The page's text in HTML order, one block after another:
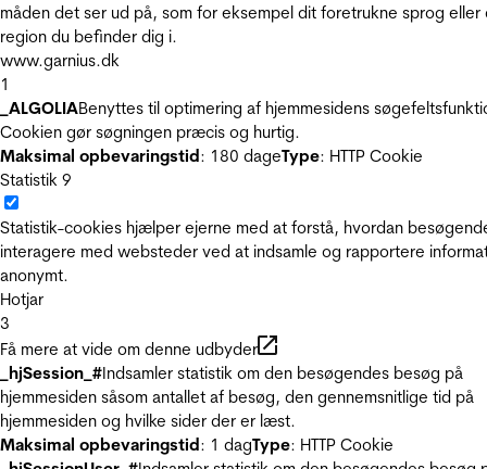
måden det ser ud på, som for eksempel dit foretrukne sprog eller
region du befinder dig i.
www.garnius.dk
1
_ALGOLIABenyttes til optimering af hjemmesidens
Cookien gør søgningen præcis og hurtig.
Maksimal opbevaringstid: 180 dageType: HTTP Cookie
Statistik 9
Statistik-cookies hjælper ejerne med at forstå, hvordan
interagere med websteder ved at indsamle og rapportere
anonymt.
Hotjar
3
Få mere at vide om denne udbyder
_hjSession_#Indsamler statistik om den besøgendes besøg på
hjemmesiden såsom antallet af besøg, den gennemsnitlige tid på
hjemmesiden og hvilke sider der er læst.
Maksimal opbevaringstid: 1 dagType: HTTP Cookie